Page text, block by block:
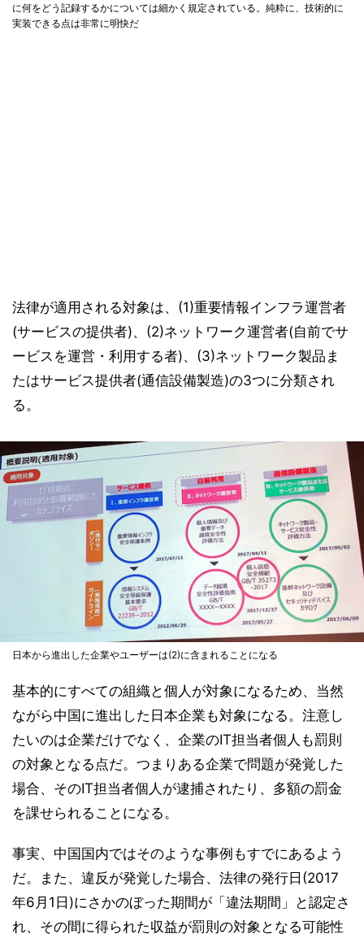
に何をどう記録するかについては細かく規定されている。純粋に、技術的に
実装できる点は非常に明快だ
法律が適用される対象は、(1)重要情報インフラ運営者
(サービスの提供者)、(2)ネットワーク運営者(自前でサ
ービスを運営・利用する者)、(3)ネットワーク製品ま
たはサービス提供者(通信設備製造)の3つに分類され
る。
日本から進出した企業やユーザーは(2)に含まれることになる
基本的にすべての組織と個人が対象になるため、当然
ながら中国に進出した日本企業も対象になる。注意し
たいのは企業だけでなく、企業のIT担当者個人も罰則
の対象となる点だ。つまりある企業で問題が発覚した
場合、そのIT担当者個人が逮捕されたり、多額の罰金
を課せられることになる。
事実、中国国内ではそのような事例もすでにあるよう
だ。また、違反が発覚した場合、法律の発行日(2017
年6月1日)にさかのぼった期間が「違法期間」と認定さ
れ、その間に得られた収益が罰則の対象となる可能性